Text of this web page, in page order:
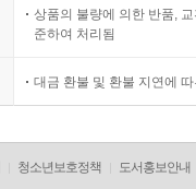
상품의 불량에 의한 반품,
준하여 처리됨
대금 환불 및 환불 지연에
청소년보호정책 도서홍보안내